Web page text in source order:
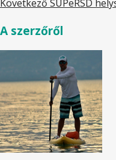
Következő SUPeRSD
A szerzőről